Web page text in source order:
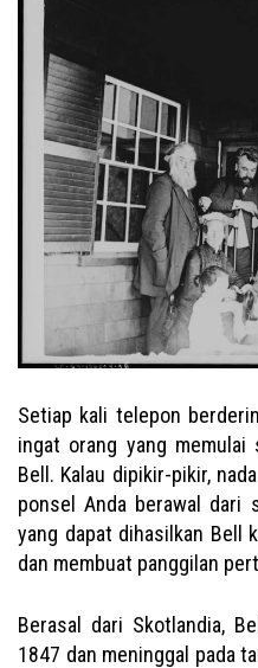
Setiap kali telepon
ingat orang yang memulai
Bell. Kalau dipikir-pikir,
ponsel Anda berawal dari
yang dapat dihasilkan Bell
dan membuat panggilan
Berasal dari Skotlandia,
1847 dan meninggal pada